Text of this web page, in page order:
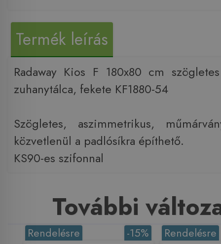
Termék leírás
Radaway Kios F 180x80 cm
zuhanytálca, fekete KF1880-54
Szögletes, aszimmetrikus,
közvetlenül a padlósíkra építhető.
KS90-es szifonnal
További
-15%
Rendelésre Rendelésre